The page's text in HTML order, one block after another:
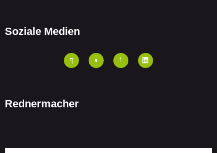
Soziale Medien
Rednermacher